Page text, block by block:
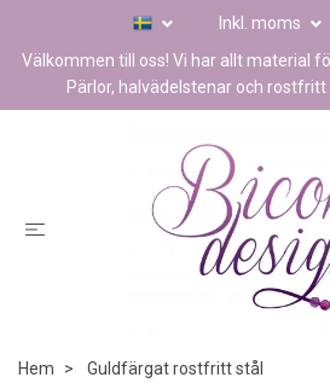
Inkl. moms
Välkommen till oss! Vi har allt material
Pärlor, halvädelstenar och rostfritt
Hem
Guldfärgat rostfritt stål